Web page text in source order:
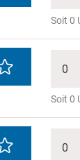
Soit 0
0
Soit 0
0